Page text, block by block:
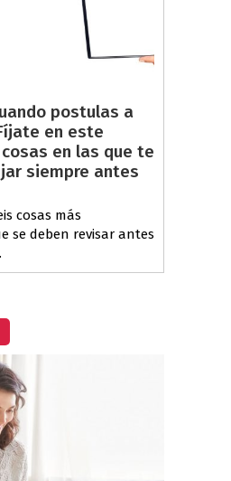
postulas a
en este
en las que te
siempre antes
cosas más
se deben revisar antes